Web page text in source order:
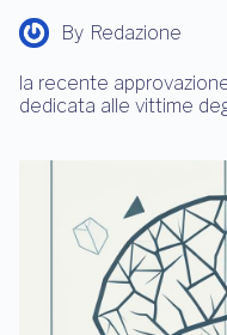
By Redazione
la recente
dedicata alle vittime